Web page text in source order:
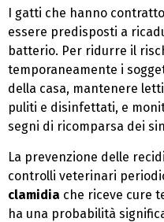
I gatti che hanno contratto
essere predisposti a
batterio. Per ridurre il
temporaneamente i
della casa, mantenere
puliti e disinfettati, e
segni di ricomparsa dei
La prevenzione delle
controlli veterinari
clamidia che riceve cure
ha una probabilità